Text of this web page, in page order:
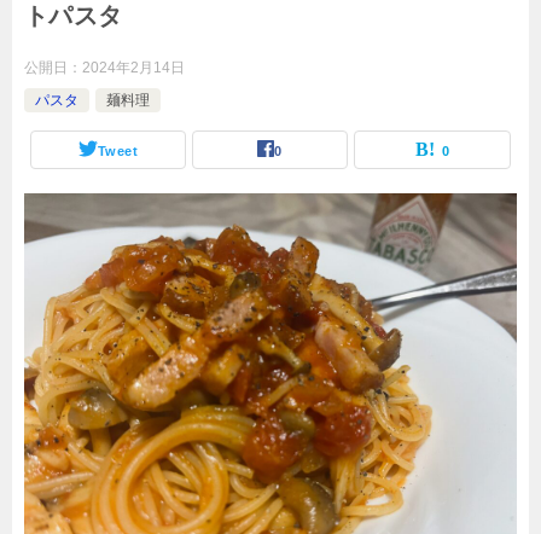
トパスタ
公開日： 2024年2月14日
パスタ
麺料理
Tweet 0 0